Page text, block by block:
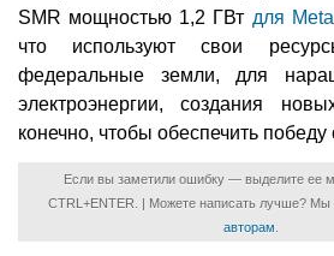
SMR мощностью 1,2 ГВт для Meta
что используют свои
федеральные земли, для
электроэнергии, создания
конечно, чтобы обеспечить
Если вы заметили ошибку — выделите ее
CTRL+ENTER. | Можете написать лучше? Мы
авторам